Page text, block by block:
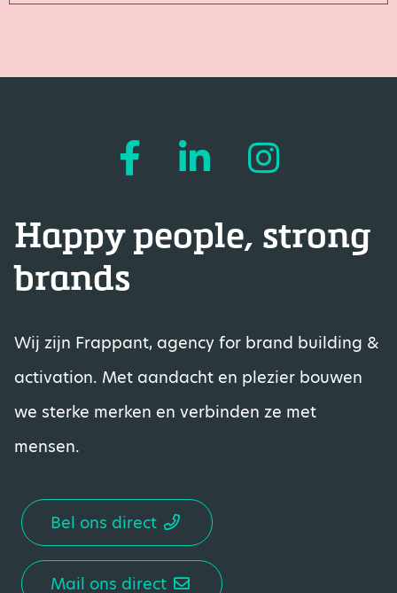
Happy people, strong
brands
Wij zijn Frappant, agency for brand building &
activation. Met aandacht en plezier bouwen
we sterke merken en verbinden ze met
mensen.
Bel ons direct
Mail ons direct